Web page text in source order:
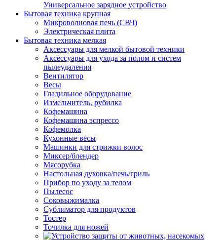
Универсальное зарядное устройство
Бытовая техника крупная
Микроволновая печь (СВЧ)
Электрическая плита
Бытовая техника мелкая
Аксессуары для мелкой бытовой техники
Аксессуары для ухода за полом и систем
пылеудаления
Вентилятор
Весы
Гладильное оборудование
Измельчитель, рубилка
Кофемашина
Кофемашина эспрессо
Кофемолка
Кухонные весы
Машинки для стрижки волос
Миксер/блендер
Мясорубка
Настольная духовка/печь/гриль
Прибор по уходу за телом
Пылесос
Соковыжималка
Сублиматор для продуктов
Тостер
Точилка для ножей